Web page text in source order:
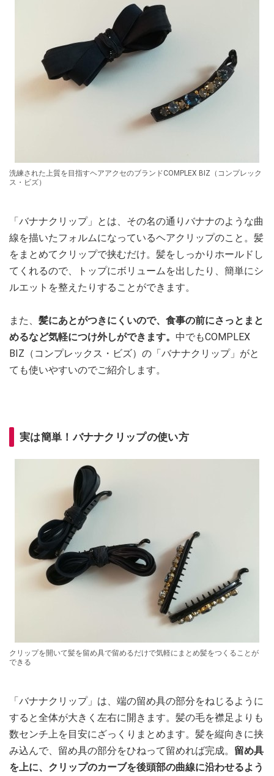
洗練された上質を目指すヘアアクセのブランドCOMPLEX BIZ（コンプレック
ス・ビズ）
「バナナクリップ」とは、その名の通りバナナのような曲
線を描いたフォルムになっているヘアクリップのこと。髪
をまとめてクリップで挟むだけ。髪をしっかりホールドし
てくれるので、トップにボリュームを出したり、簡単にシ
ルエットを整えたりすることができます。
また、 髪にあとがつきにくいので、食事の前にさっとまと
めるなど気軽につけ外しができます。 中でもCOMPLEX
BIZ（コンプレックス・ビズ）の「バナナクリップ」がと
ても使いやすいのでご紹介します。
実は簡単！バナナクリップの使い方
クリップを開いて髪を留め具で留めるだけで気軽にまとめ髪をつくることが
できる
「バナナクリップ」は、端の留め具の部分をねじるように
すると全体が大きく左右に開きます。髪の毛を襟足よりも
数センチ上を目安にざっくりまとめます。髪を縦向きに挟
み込んで、留め具の部分をひねって留めれば完成。 留め具
を上に、クリップのカーブを後頭部の曲線に沿わせるよう